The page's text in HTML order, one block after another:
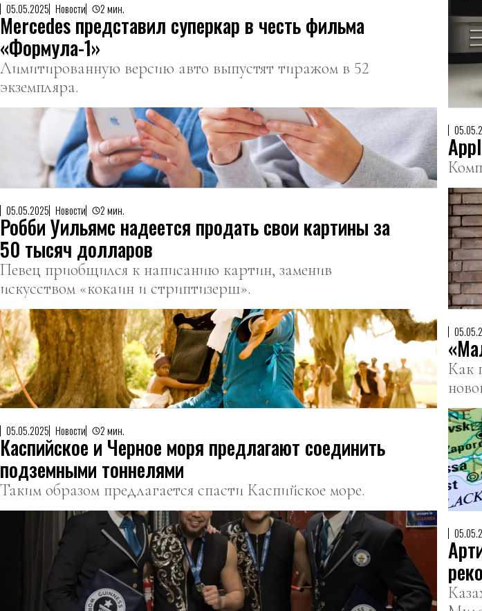
05.05.2025 Новости 2 мин.
Mercedes представил суперкар в честь фильма
«Формула-1»
Лимитированную версию авто выпустят тиражом в 52
экземпляра.
05.05.2025 Новости 2 мин.
Робби Уильямс надеется продать свои картины за
50 тысяч долларов
Певец приобщился к написанию картин, заменив
искусством «кокаин и стриптизерш».
Как
05.05.2025 Новости 2 мин.
Каспийское и Черное моря предлагают соединить
подземными тоннелями
Таким образом предлагается спасти Каспийское море.